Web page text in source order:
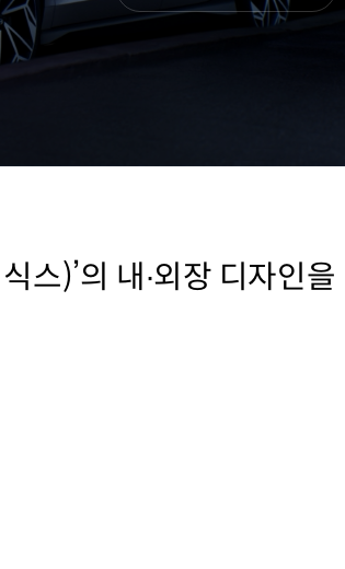
창
스)’의 내∙외장 디자인을